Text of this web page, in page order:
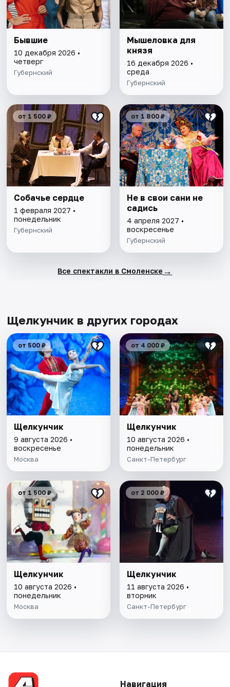
Бывшие
10 декабря 2026 •
четверг
Губернский
Мышеловка для
князя
16 декабря 2026 •
среда
Губернский
от 1 500 ₽
Собачье сердце
1 февраля 2027 •
понедельник
Губернский
от 1 800 ₽
Не в свои сани не
садись
4 апреля 2027 •
воскресенье
Губернский
Все спектакли в Смоленске →
Щелкунчик в других городах
от 500 ₽
Щелкунчик
9 августа 2026 •
воскресенье
Москва
от 4 000 ₽
Щелкунчик
10 августа 2026 •
понедельник
Санкт-Петербург
от 1 500 ₽
Щелкунчик
10 августа 2026 •
понедельник
Москва
от 2 000 ₽
Щелкунчик
11 августа 2026 •
вторник
Санкт-Петербург
Навигация